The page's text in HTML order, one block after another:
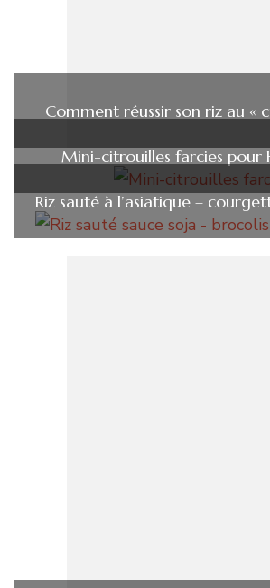
Comment réussir son riz au «
Mini-citrouilles farcies pour
Riz sauté à l’asiatique –